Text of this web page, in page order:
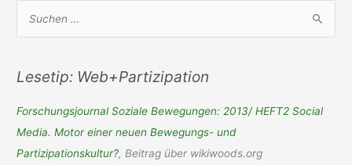
h
n
n
a
Lesetip: Web+Partizipation
Forschungsjournal Soziale Bewegungen: 2013/ HEFT2 Social
Media. Motor einer neuen Bewegungs- und
Partizipationskultur?, Beitrag über wikiwoods.org